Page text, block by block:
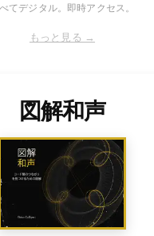
図解和声
てデジタル。即時アクセス。
もっと見る →